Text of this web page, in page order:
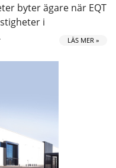
byter ägare när EQT
i
LÄS MER »